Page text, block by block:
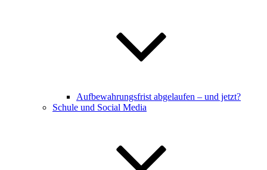
Aufbewahrungsfrist abgelaufen – und jetzt?
Schule und Social Media